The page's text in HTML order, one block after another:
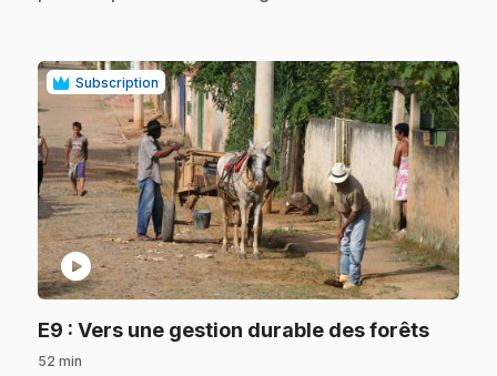
Subscription
play_circle
E9 : Vers une gestion durable des forêts.
52 min